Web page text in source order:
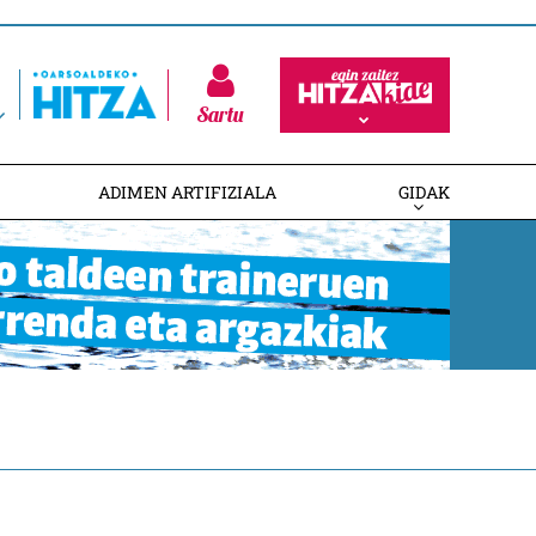
Sartu
ADIMEN ARTIFIZIALA GIDAK